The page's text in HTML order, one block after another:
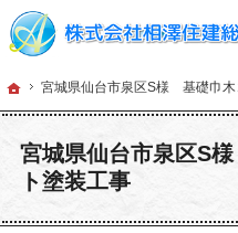
ホーム
宮城県仙台市泉区S様 基礎巾木
宮城県仙台市泉区S
ト塗装工事
確かな技術と信頼。宮城県仙台市の塗
宮城県仙台市の塗装・リフォームなら